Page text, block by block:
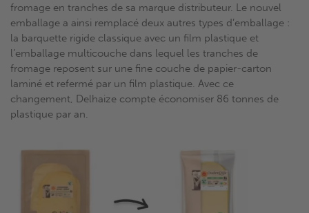
fromage en tranches de sa marque distributeur. Le nouvel
emballage a ainsi remplacé deux autres types d’emballage :
la barquette rigide classique avec un film plastique et
l’emballage multicouche dans lequel les tranches de
fromage reposent sur une fine couche de papier-carton
laminé et refermé par un film plastique. Avec ce
changement, Delhaize compte économiser 86 tonnes de
plastique par an.